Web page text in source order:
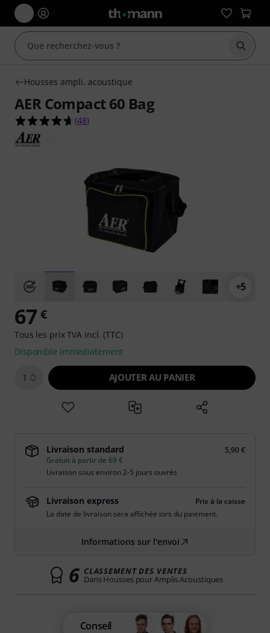
Housses ampli. acoustique
AER Compact 60 Bag
4.6 étoiles sur 5 d'après 48 évaluations clients
(48)
+5
67 €
Tous les prix TVA incl. (TTC)
Disponible immédiatement
1 AJOUTER AU PANIER
Livraison standard
5,90 €
Gratuit à partir de 69 €
Livraison sous environ 2-5 jours ouvrés
Livraison express
Prix à la caisse
La date de livraison sera affichée lors du paiement.
Informations sur l'envoi
6 CLASSEMENT DES VENTES
Dans Housses pour Amplis Acoustiques
Conseil